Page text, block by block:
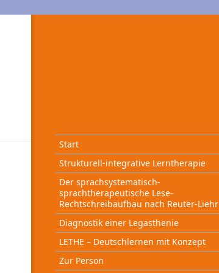
Start
Strukturell-integrative Lerntherapie
Der sprachsystematisch-
sprachtherapeutische Lese-
Rechtschreibaufbau nach Reuter-Liehr
Diagnostik einer Legasthenie
LETHE – Deutschlernen mit Konzept
Zur Person